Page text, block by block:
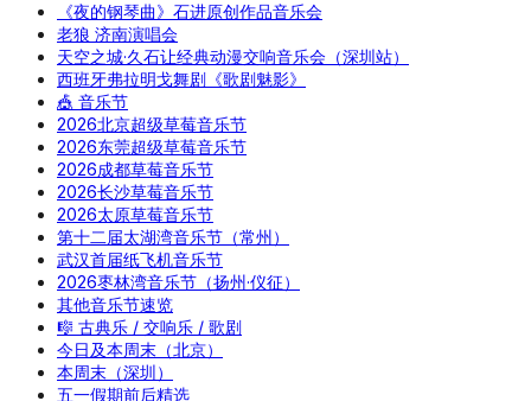
《夜的钢琴曲》石进原创作品音乐会
老狼 济南演唱会
天空之城·久石让经典动漫交响音乐会（深圳站）
西班牙弗拉明戈舞剧《歌剧魅影》
🎪 音乐节
2026北京超级草莓音乐节
2026东莞超级草莓音乐节
2026成都草莓音乐节
2026长沙草莓音乐节
2026太原草莓音乐节
第十二届太湖湾音乐节（常州）
武汉首届纸飞机音乐节
2026枣林湾音乐节（扬州·仪征）
其他音乐节速览
🎼 古典乐 / 交响乐 / 歌剧
今日及本周末（北京）
本周末（深圳）
五一假期前后精选